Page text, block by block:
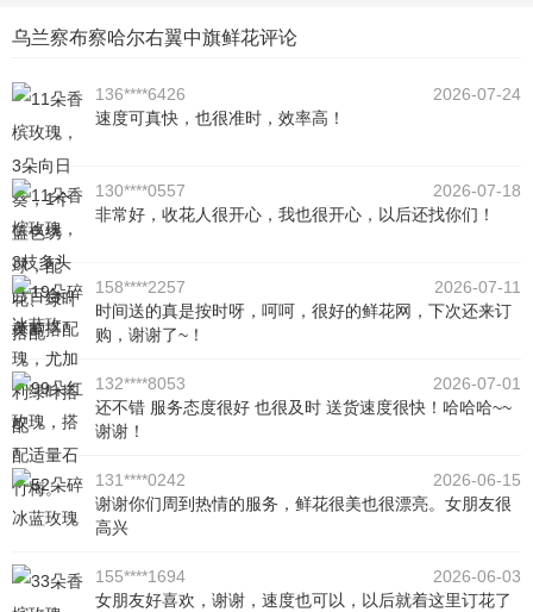
乌兰察布察哈尔右翼中旗鲜花评论
136****6426
2026-07-24
速度可真快，也很准时，效率高！
130****0557
2026-07-18
非常好，收花人很开心，我也很开心，以后还找你们！
158****2257
2026-07-11
时间送的真是按时呀，呵呵，很好的鲜花网，下次还来订
购，谢谢了~！
132****8053
2026-07-01
还不错 服务态度很好 也很及时 送货速度很快！哈哈哈~~
谢谢！
131****0242
2026-06-15
谢谢你们周到热情的服务，鲜花很美也很漂亮。女朋友很
高兴
155****1694
2026-06-03
女朋友好喜欢，谢谢，速度也可以，以后就着这里订花了